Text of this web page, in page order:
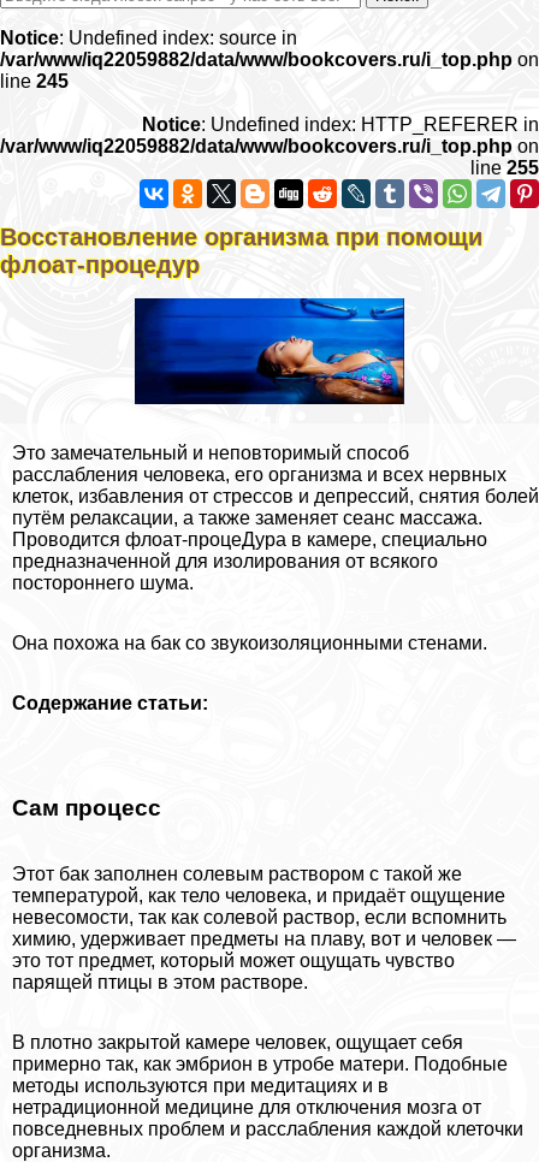
Notice: Undefined index: source in
/var/www/iq22059882/data/www/bookcovers.ru/i_top.php on
line 245
Notice: Undefined index: HTTP_REFERER in
/var/www/iq22059882/data/www/bookcovers.ru/i_top.php on
line 255
Восстановление организма при помощи
флоат-процедур
Это замечательный и неповторимый способ
расслабления человека, его организма и всех нервных
клеток, избавления от стрессов и депрессий, снятия болей
путём релаксации, а также заменяет сеанс массажа.
Проводится флоат-процеДypa в камере, специально
предназначенной для изолирования от всякого
постороннего шума.
Она похожа на бак со звукоизоляционными стенами.
Содержание статьи:
Сам процесс
Этот бак заполнен солевым раствором с такой же
температурой, как тело человека, и придаёт ощущение
невесомости, так как солевой раствор, если вспомнить
химию, удерживает предметы на плаву, вот и человек —
это тот предмет, который может ощущать чувство
парящей птицы в этом растворе.
В плотно закрытой камере человек, ощущает себя
примерно так, как эмбрион в утробе матери. Подобные
методы используются при медитациях и в
нетрадиционной медицине для отключения мозга от
повседневных проблем и расслабления каждой клеточки
организма.